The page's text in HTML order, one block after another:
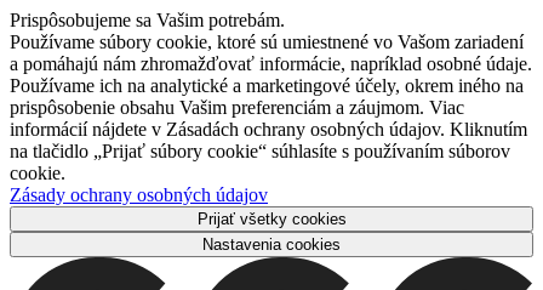
Prispôsobujeme sa Vašim potrebám.
Používame súbory cookie, ktoré sú umiestnené vo Vašom zariadení
a pomáhajú nám zhromažďovať informácie, napríklad osobné údaje.
Používame ich na analytické a marketingové účely, okrem iného na
prispôsobenie obsahu Vašim preferenciám a záujmom. Viac
informácií nájdete v Zásadách ochrany osobných údajov. Kliknutím
na tlačidlo „Prijať súbory cookie“ súhlasíte s používaním súborov
cookie.
Zásady ochrany osobných údajov
Prijať všetky cookies
Nastavenia cookies